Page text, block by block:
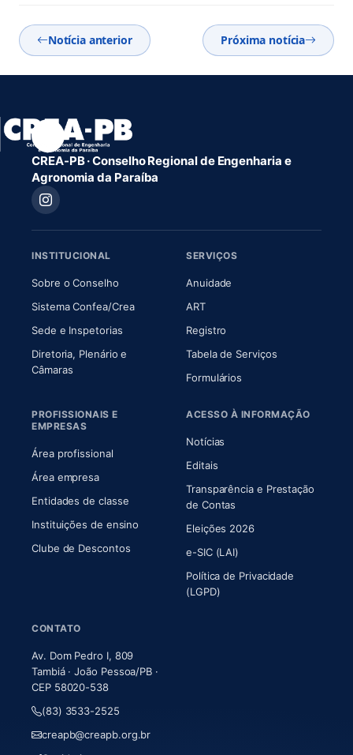
Notícia anterior Próxima notícia
CREA-PB · Conselho Regional de Engenharia e
Agronomia da Paraíba
INSTITUCIONAL
Sobre o Conselho(abre em nova aba)
Sistema Confea/Crea(abre em nova aba)
Sede e Inspetorias
Diretoria, Plenário e
Câmaras(abre em nova aba)
SERVIÇOS
Anuidade
ART(abre em nova aba)
Registro
Tabela de Serviços
Formulários
PROFISSIONAIS E
EMPRESAS
Área profissional
Área empresa
Entidades de classe
Instituições de ensino
Clube de Descontos
ACESSO À INFORMAÇÃO
Notícias
Editais
Transparência e Prestação
de Contas
Eleições 2026
e-SIC (LAI)
Política de Privacidade
(LGPD)
CONTATO
Av. Dom Pedro I, 809
Tambiá · João Pessoa/PB ·
CEP 58020-538
(83) 3533-2525
creapb@creapb.org.br